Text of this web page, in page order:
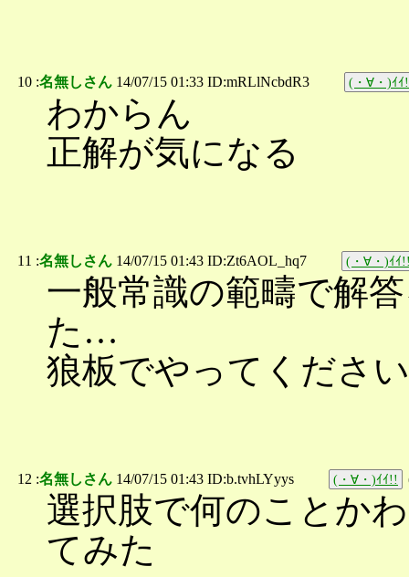
10 :名無しさん 14/07/15 01:33 ID:mRLlNcbdR3 (・∀・)ｲｲ
わからん
正解が気になる
11 :名無しさん 14/07/15 01:43 ID:Zt6AOL_hq7 (・∀・)ｲｲ
一般常識の範疇で解
た…
狼板でやってくださ
12 :名無しさん 14/07/15 01:43 ID:b.tvhLYyys (・∀・)ｲｲ!!
選択肢で何のことか
てみた